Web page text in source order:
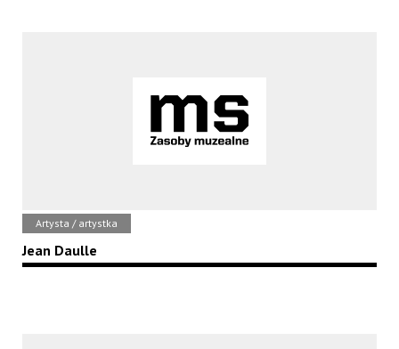
Artysta / artystka
Jean Daulle